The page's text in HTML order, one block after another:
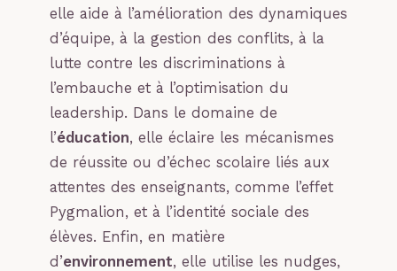
elle aide à l’amélioration des dynamiques
d’équipe, à la gestion des conflits, à la
lutte contre les discriminations à
l’embauche et à l’optimisation du
leadership. Dans le domaine de
l’éducation, elle éclaire les mécanismes
de réussite ou d’échec scolaire liés aux
attentes des enseignants, comme l’effet
Pygmalion, et à l’identité sociale des
élèves. Enfin, en matière
d’environnement, elle utilise les nudges,